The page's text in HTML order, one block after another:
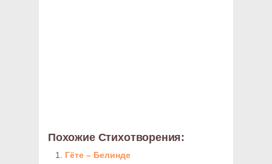
Похожие Стихотворения:
Гёте – Белинде